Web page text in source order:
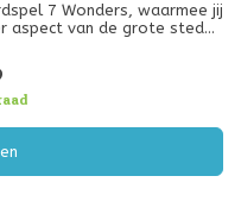
7 Wonders, waarmee jij
aspect van de grote steden